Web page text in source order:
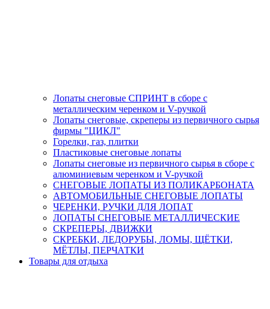
Лопаты снеговые СПРИНТ в сборе с
металлическим черенком и V-ручкой
Лопаты снеговые, скреперы из первичного сырья
фирмы "ЦИКЛ"
Горелки, газ, плитки
Пластиковые снеговые лопаты
Лопаты снеговые из первичного сырья в сборе с
алюминиевым черенком и V-ручкой
СНЕГОВЫЕ ЛОПАТЫ ИЗ ПОЛИКАРБОНАТА
АВТОМОБИЛЬНЫЕ СНЕГОВЫЕ ЛОПАТЫ
ЧЕРЕНКИ, РУЧКИ ДЛЯ ЛОПАТ
ЛОПАТЫ СНЕГОВЫЕ МЕТАЛЛИЧЕСКИЕ
СКРЕПЕРЫ, ДВИЖКИ
СКРЕБКИ, ЛЕДОРУБЫ, ЛОМЫ, ЩЁТКИ,
МЁТЛЫ, ПЕРЧАТКИ
Товары для отдыха